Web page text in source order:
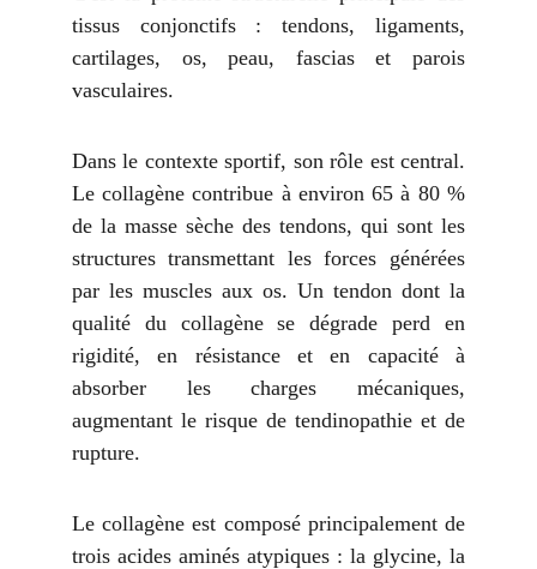
tissus conjonctifs : tendons, ligaments,
cartilages, os, peau, fascias et parois
vasculaires.
Dans le contexte sportif, son rôle est central.
Le collagène contribue à environ 65 à 80 %
de la masse sèche des tendons, qui sont les
structures transmettant les forces générées
par les muscles aux os. Un tendon dont la
qualité du collagène se dégrade perd en
rigidité, en résistance et en capacité à
absorber les charges mécaniques,
augmentant le risque de tendinopathie et de
rupture.
Le collagène est composé principalement de
trois acides aminés atypiques : la glycine, la